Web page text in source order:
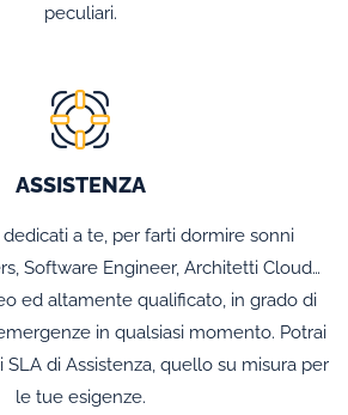
peculiari.
ASSISTENZA
a te, per farti dormire sonni
Software Engineer, Architetti Cloud…
ed altamente qualificato, in grado di
in qualsiasi momento. Potrai
SLA di Assistenza, quello su misura per
le tue esigenze.